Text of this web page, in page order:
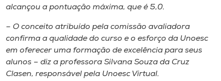
alcançou a pontuação máxima, que é 5,0.
– O conceito atribuído pela comissão avaliadora
confirma a qualidade do curso e o esforço da Unoesc
em oferecer uma formação de excelência para seus
alunos – diz a professora Silvana Souza da Cruz
Clasen, responsável pela Unoesc Virtual.